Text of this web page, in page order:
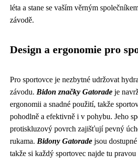
léta a stane se vaším věrným
závodě.
Design a ergonomie pro
Pro sportovce je nezbytné udržovat
závodu. Bidon značky Gatorade je
ergonomii a snadné použití, takže
pohodlně a efektivně i v pohybu. Jeho
protiskluzový povrch zajišťují pevný
rukama. Bidony Gatorade jsou
takže si každý sportovec najde tu